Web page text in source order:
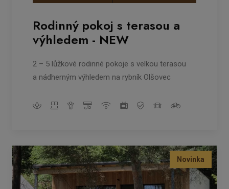
Rodinný pokoj s terasou a
výhledem - NEW
2 – 5 lůžkové rodinné pokoje s velkou terasou
a nádherným výhledem na rybník Olšovec
Novinka